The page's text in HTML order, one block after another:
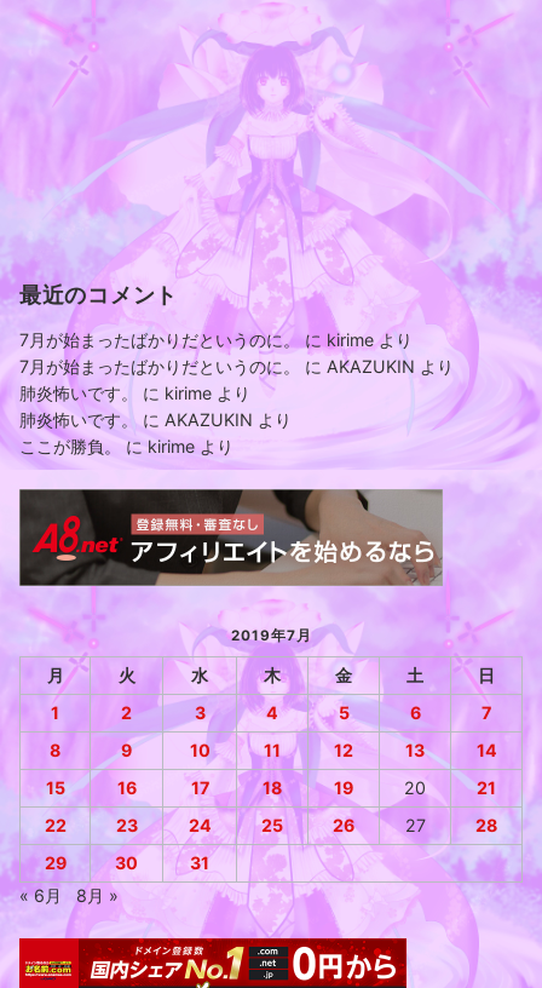
最近のコメント
7月が始まったばかりだというのに。 に kirimeより
7月が始まったばかりだというのに。
に AKAZUKIN より
肺炎怖いです。
に kirime より
肺炎怖いです。 に AKAZUKIN より
ここが勝負。
に kirime より
2019年7月
月 火 水 木 金 土
日
1
2 3 4 5 6
7
8
9 10 11 12 13
14
15
16 17 18 19 20
21
22
23 24 25 26 27
28
29
30
31
« 6月
8月 »